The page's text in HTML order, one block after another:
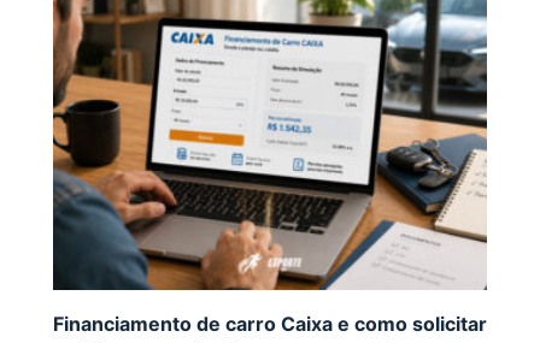
Financiamento de carro Caixa e como solicitar